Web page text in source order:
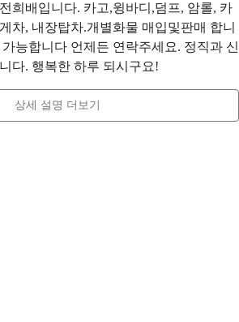
희배입니다. 카고,윙바디,덤프, 암롤, 카
차, 내장탑차.개별화물 매입및판매 합니
능합니다 언제든 연락주세요. 정직과 신
다. 행복한 하루 되시구요!
상세 설명 더보기